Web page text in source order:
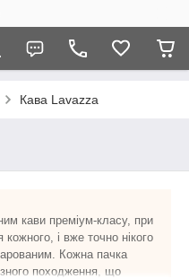
Кава Lavazza
кави преміум-класу, при
і вже точно нікого
Кожна пачка
походження, що